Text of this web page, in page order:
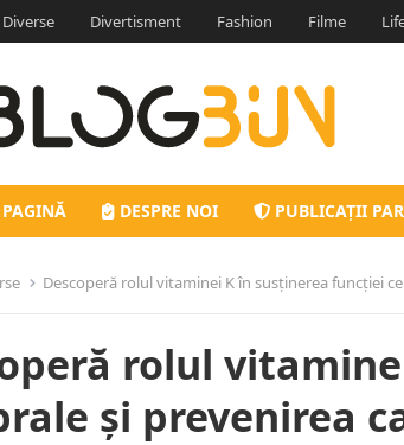
Diverse Divertisment Fashion Filme
DESPRE NOI PUBLICAȚII
Descoperă rolul vitaminei K în susținerea funcției
rolul
și prevenirea